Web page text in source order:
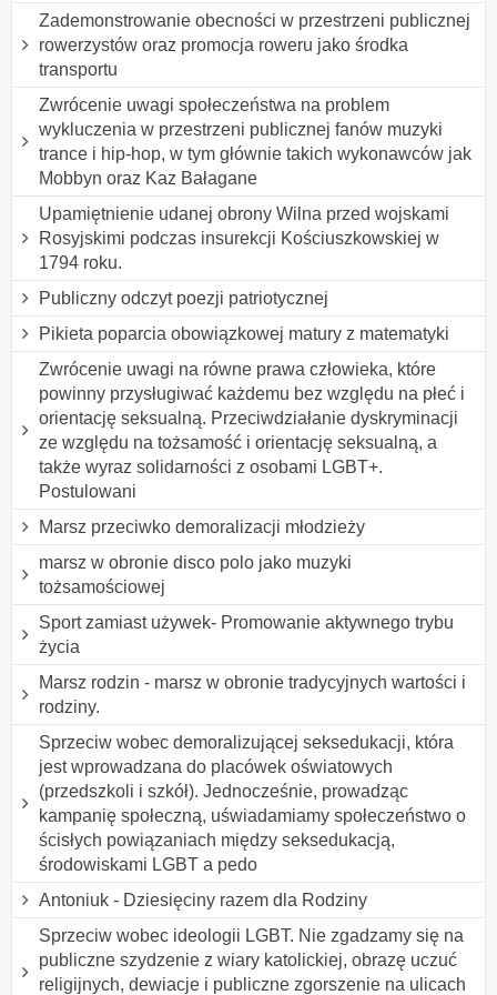
Zademonstrowanie obecności w przestrzeni publicznej
rowerzystów oraz promocja roweru jako środka
transportu
Zwrócenie uwagi społeczeństwa na problem
wykluczenia w przestrzeni publicznej fanów muzyki
trance i hip-hop, w tym głównie takich wykonawców jak
Mobbyn oraz Kaz Bałagane
Upamiętnienie udanej obrony Wilna przed wojskami
Rosyjskimi podczas insurekcji Kościuszkowskiej w
1794 roku.
Publiczny odczyt poezji patriotycznej
Pikieta poparcia obowiązkowej matury z matematyki
Zwrócenie uwagi na równe prawa człowieka, które
powinny przysługiwać każdemu bez względu na płeć i
orientację seksualną. Przeciwdziałanie dyskryminacji
ze względu na tożsamość i orientację seksualną, a
także wyraz solidarności z osobami LGBT+.
Postulowani
Marsz przeciwko demoralizacji młodzieży
marsz w obronie disco polo jako muzyki
tożsamościowej
Sport zamiast używek- Promowanie aktywnego trybu
życia
Marsz rodzin - marsz w obronie tradycyjnych wartości i
rodziny.
Sprzeciw wobec demoralizującej seksedukacji, która
jest wprowadzana do placówek oświatowych
(przedszkoli i szkół). Jednocześnie, prowadząc
kampanię społeczną, uświadamiamy społeczeństwo o
ścisłych powiązaniach między seksedukacją,
środowiskami LGBT a pedo
Antoniuk - Dziesięciny razem dla Rodziny
Sprzeciw wobec ideologii LGBT. Nie zgadzamy się na
publiczne szydzenie z wiary katolickiej, obrazę uczuć
religijnych, dewiacje i publiczne zgorszenie na ulicach